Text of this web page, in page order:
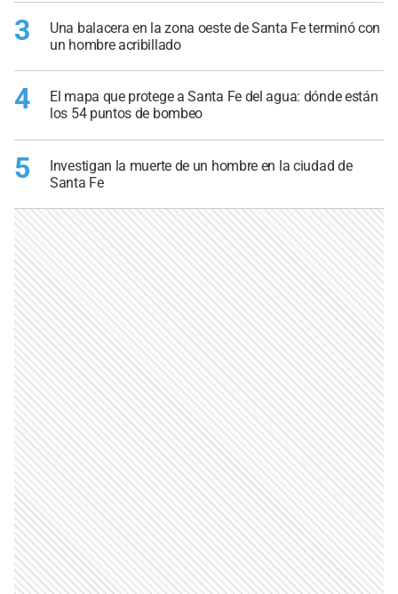
3
Una balacera en la zona oeste de Santa Fe terminó con
un hombre acribillado
4
El mapa que protege a Santa Fe del agua: dónde están
los 54 puntos de bombeo
5
Investigan la muerte de un hombre en la ciudad de
Santa Fe